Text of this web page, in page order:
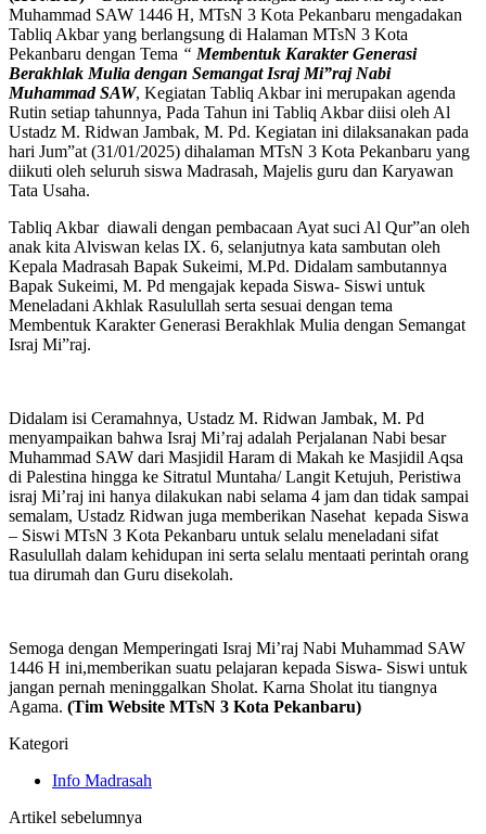
Muhammad SAW 1446 H, MTsN 3 Kota Pekanbaru mengadakan
Tabliq Akbar yang berlangsung di Halaman MTsN 3 Kota
Pekanbaru dengan Tema “ Membentuk Karakter Generasi
Berakhlak Mulia dengan Semangat Israj Mi”raj Nabi
Muhammad SAW, Kegiatan Tabliq Akbar ini merupakan agenda
Rutin setiap tahunnya, Pada Tahun ini Tabliq Akbar diisi oleh Al
Ustadz M. Ridwan Jambak, M. Pd. Kegiatan ini dilaksanakan pada
hari Jum”at (31/01/2025) dihalaman MTsN 3 Kota Pekanbaru yang
diikuti oleh seluruh siswa Madrasah, Majelis guru dan Karyawan
Tata Usaha.
Tabliq Akbar diawali dengan pembacaan Ayat suci Al Qur”an oleh
anak kita Alviswan kelas IX. 6, selanjutnya kata sambutan oleh
Kepala Madrasah Bapak Sukeimi, M.Pd. Didalam sambutannya
Bapak Sukeimi, M. Pd mengajak kepada Siswa- Siswi untuk
Meneladani Akhlak Rasulullah serta sesuai dengan tema
Membentuk Karakter Generasi Berakhlak Mulia dengan Semangat
Israj Mi”raj.
Didalam isi Ceramahnya, Ustadz M. Ridwan Jambak, M. Pd
menyampaikan bahwa Israj Mi’raj adalah Perjalanan Nabi besar
Muhammad SAW dari Masjidil Haram di Makah ke Masjidil Aqsa
di Palestina hingga ke Sitratul Muntaha/ Langit Ketujuh, Peristiwa
israj Mi’raj ini hanya dilakukan nabi selama 4 jam dan tidak sampai
semalam, Ustadz Ridwan juga memberikan Nasehat kepada Siswa
– Siswi MTsN 3 Kota Pekanbaru untuk selalu meneladani sifat
Rasulullah dalam kehidupan ini serta selalu mentaati perintah orang
tua dirumah dan Guru disekolah.
Semoga dengan Memperingati Israj Mi’raj Nabi Muhammad SAW
1446 H ini,memberikan suatu pelajaran kepada Siswa- Siswi untuk
jangan pernah meninggalkan Sholat. Karna Sholat itu tiangnya
Agama. (Tim Website MTsN 3 Kota Pekanbaru)
Kategori
Info Madrasah
Artikel sebelumnya